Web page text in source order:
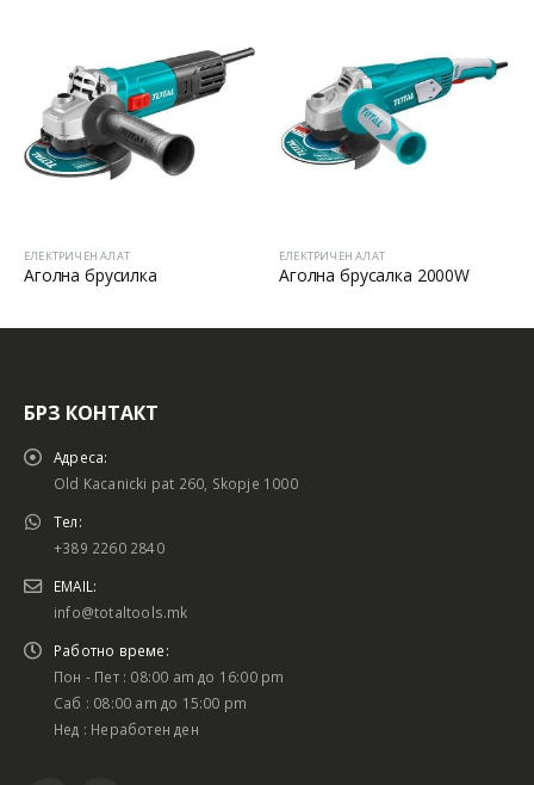
ЕЛЕКТРИЧЕН АЛАТ
Аголна брусилка
ЕЛЕКТРИЧЕН АЛАТ
Аголна брусалка 2000W
БРЗ КОНТАКТ
Адреса:
Old Kacanicki pat 260, Skopje 1000
Тел:
+389 2260 2840
EMAIL:
info@totaltools.mk
Работно време:
Пон - Пет : 08:00 am до 16:00 pm
Саб : 08:00 am до 15:00 pm
Нед : Неработен ден